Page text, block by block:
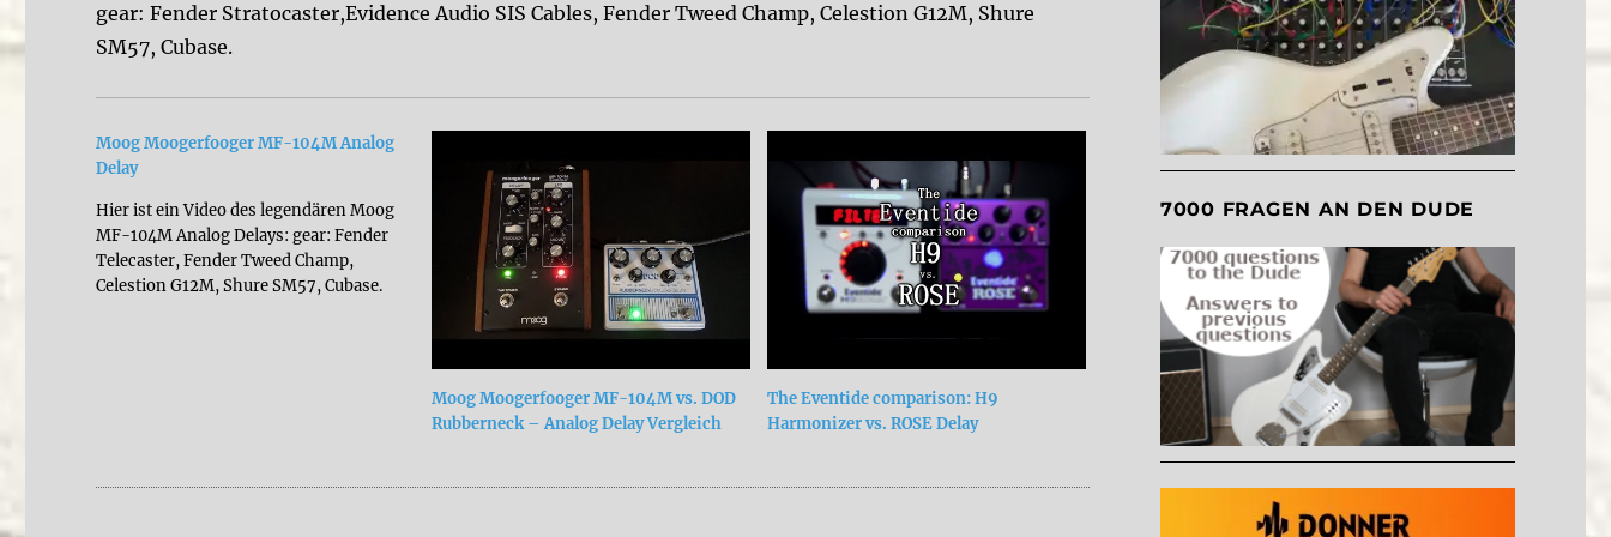
gear: Fender Stratocaster,Evidence Audio SIS Cables, Fender Tweed Champ, Celestion G12M, Shure
SM57, Cubase.
Moog Moogerfooger MF-104M Analog
Delay
Hier ist ein Video des legendären Moog
MF-104M Analog Delays: gear: Fender
Telecaster, Fender Tweed Champ,
Celestion G12M, Shure SM57, Cubase.
Moog Moogerfooger MF-104M vs. DOD
Rubberneck – Analog Delay Vergleich
The Eventide comparison: H9
Harmonizer vs. ROSE Delay
7000 FRAGEN AN DEN DUDE